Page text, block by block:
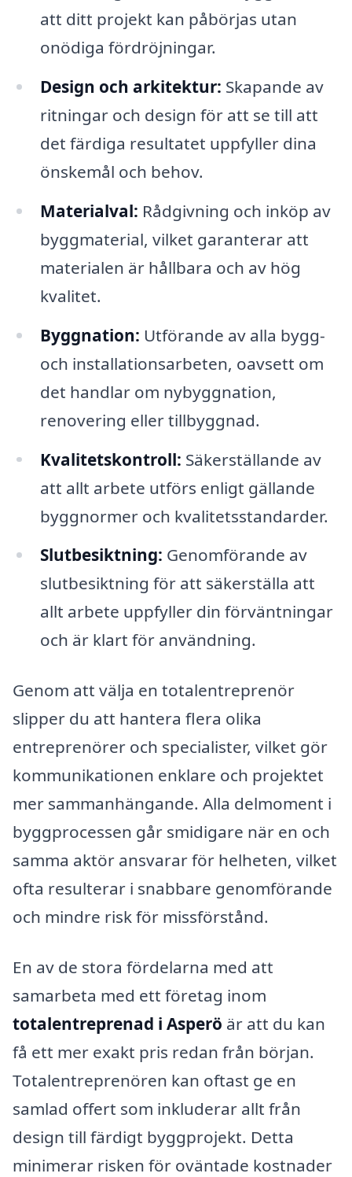
att ditt projekt kan påbörjas utan
onödiga fördröjningar.
Design och arkitektur: Skapande av
ritningar och design för att se till att
det färdiga resultatet uppfyller dina
önskemål och behov.
Materialval: Rådgivning och inköp av
byggmaterial, vilket garanterar att
materialen är hållbara och av hög
kvalitet.
Byggnation: Utförande av alla bygg-
och installationsarbeten, oavsett om
det handlar om nybyggnation,
renovering eller tillbyggnad.
Kvalitetskontroll: Säkerställande av
att allt arbete utförs enligt gällande
byggnormer och kvalitetsstandarder.
Slutbesiktning: Genomförande av
slutbesiktning för att säkerställa att
allt arbete uppfyller din förväntningar
och är klart för användning.
Genom att välja en totalentreprenör
slipper du att hantera flera olika
entreprenörer och specialister, vilket gör
kommunikationen enklare och projektet
mer sammanhängande. Alla delmoment i
byggprocessen går smidigare när en och
samma aktör ansvarar för helheten, vilket
ofta resulterar i snabbare genomförande
och mindre risk för missförstånd.
En av de stora fördelarna med att
samarbeta med ett företag inom
totalentreprenad i Asperö är att du kan
få ett mer exakt pris redan från början.
Totalentreprenören kan oftast ge en
samlad offert som inkluderar allt från
design till färdigt byggprojekt. Detta
minimerar risken för oväntade kostnader